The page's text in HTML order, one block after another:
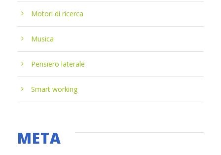
Motori di ricerca
Musica
Pensiero laterale
Smart working
META